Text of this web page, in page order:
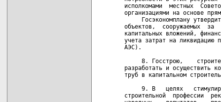
исполкомами  местных
организациями на основе
Госэкономплану
объектов,  сооружаемых  за
капитальных вложений,
учета затрат на ликвидацию
АЭС).
8. Госстрою,
разработать и осуществить
труб в капитальном
9. В   целях
строительной  профессии